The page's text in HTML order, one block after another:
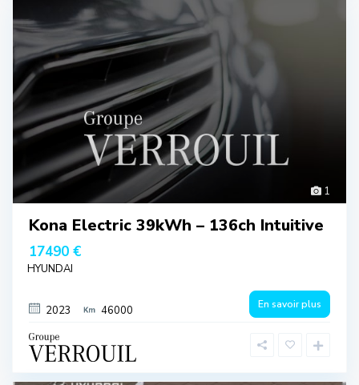
1
Kona Electric 39kWh – 136ch Intuitive
17490 €
HYUNDAI
2023 46000 En savoir plus